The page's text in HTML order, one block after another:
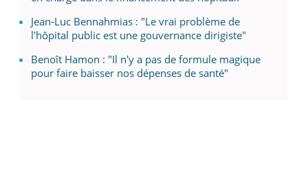
Jean-Luc Bennahmias : "Le vrai problème de
l'hôpital public est une gouvernance dirigiste"
Benoît Hamon : "Il n'y a pas de formule magique
pour faire baisser nos dépenses de santé"